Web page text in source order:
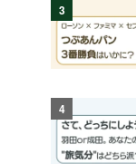
3
4